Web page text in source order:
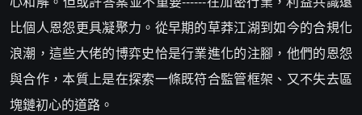
比個人恩怨更具凝聚力。從早期的草莽江湖到如今的合規化
浪潮，這些大佬的博弈史恰是行業進化的注腳，他們的恩怨
與合作，本質上是在探索一條既符合監管框架、又不失去區
塊鏈初心的道路。